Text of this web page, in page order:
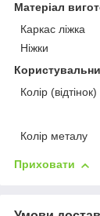
Матеріал
Каркас ліжка
Ніжки
Колір (відтінок)
Колір металу
Приховати